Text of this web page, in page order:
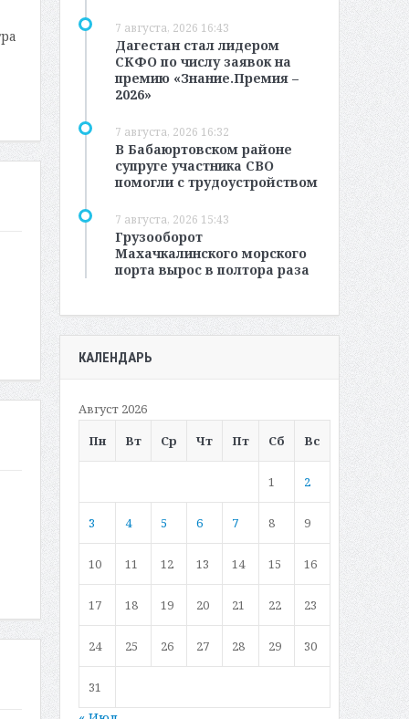
7 августа, 2026 16:43
Дагестан стал лидером
СКФО по числу заявок на
премию «Знание.Премия –
2026»
7 августа, 2026 16:32
В Бабаюртовском районе
супруге участника СВО
помогли с трудоустройством
7 августа, 2026 15:43
Грузооборот
Махачкалинского морского
порта вырос в полтора раза
КАЛЕНДАРЬ
Август 2026
Пн
Вт Ср Чт Пт Сб Вс
1 2
3 4 5 6 7 8 9
10 11 12 13 14 15 16
17 18 19 20 21 22 23
24 25 26 27 28 29 30
31